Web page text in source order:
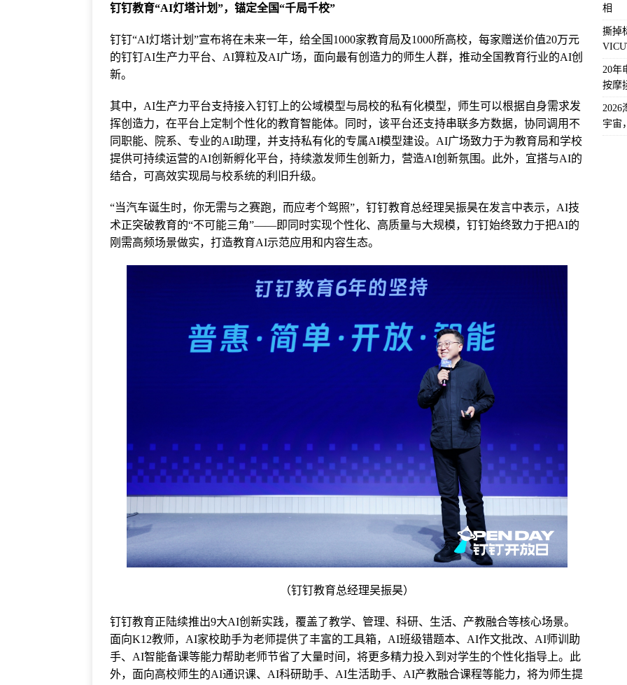
钉钉教育“AI灯塔计划”，锚定全国“千局千校”
钉钉“AI灯塔计划”宣布将在未来一年，给全国1000家教育局及1000所高校，每家赠送价值20万元
的钉钉AI生产力平台、AI算粒及AI广场，面向最有创造力的师生人群，推动全国教育行业的AI创
新。
其中，AI生产力平台支持接入钉钉上的公域模型与局校的私有化模型，师生可以根据自身需求发
挥创造力，在平台上定制个性化的教育智能体。同时，该平台还支持串联多方数据，协同调用不
同职能、院系、专业的AI助理，并支持私有化的专属AI模型建设。AI广场致力于为教育局和学校
提供可持续运营的AI创新孵化平台，持续激发师生创新力，营造AI创新氛围。此外，宜搭与AI的
结合，可高效实现局与校系统的利旧升级。
“当汽车诞生时，你无需与之赛跑，而应考个驾照”，钉钉教育总经理吴振昊在发言中表示，AI技
术正突破教育的“不可能三角”——即同时实现个性化、高质量与大规模，钉钉始终致力于把AI的
刚需高频场景做实，打造教育AI示范应用和内容生态。
（钉钉教育总经理吴振昊）
钉钉教育正陆续推出9大AI创新实践，覆盖了教学、管理、科研、生活、产教融合等核心场景。
面向K12教师，AI家校助手为老师提供了丰富的工具箱，AI班级错题本、AI作文批改、AI师训助
手、AI智能备课等能力帮助老师节省了大量时间，将更多精力投入到对学生的个性化指导上。此
外，面向高校师生的AI通识课、AI科研助手、AI生活助手、AI产教融合课程等能力，将为师生提
相
撕掉
20年
按摩
2026
宇宙